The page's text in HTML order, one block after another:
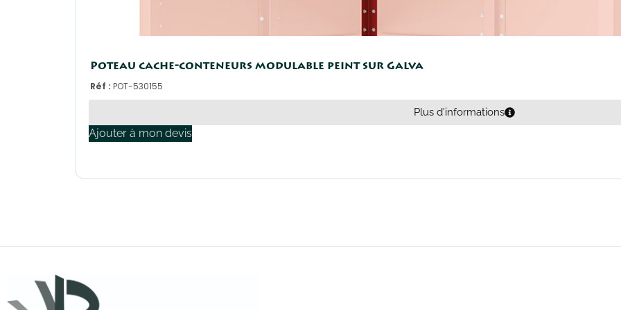
Poteau cache-conteneurs modulable peint sur Galva
Réf : POT-530155
Plus d'informations
Ajouter à mon devis